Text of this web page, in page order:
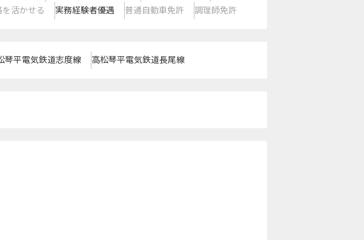
を活かせる 実務経験者優遇 普通自動車免許 調理師免許
琴平電気鉄道志度線 高松琴平電気鉄道長尾線